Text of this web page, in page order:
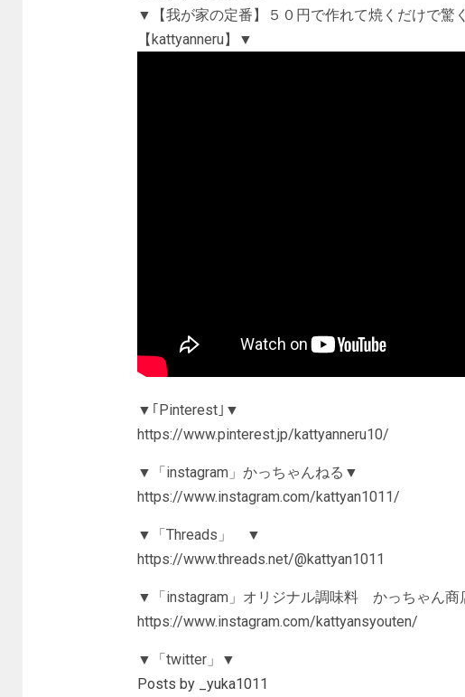
▼【我が家の定番】５０円で作れて焼くだけで驚
【kattyanneru】▼
▼｢Pinterest｣▼
https://www.pinterest.jp/kattyanneru10/
▼「instagram」かっちゃんねる▼
https://www.instagram.com/kattyan1011/
▼「Threads」 ▼
https://www.threads.net/@kattyan1011
▼「instagram」オリジナル調味料 かっちゃん
https://www.instagram.com/kattyansyouten/
▼「twitter」▼
Posts by _yuka1011